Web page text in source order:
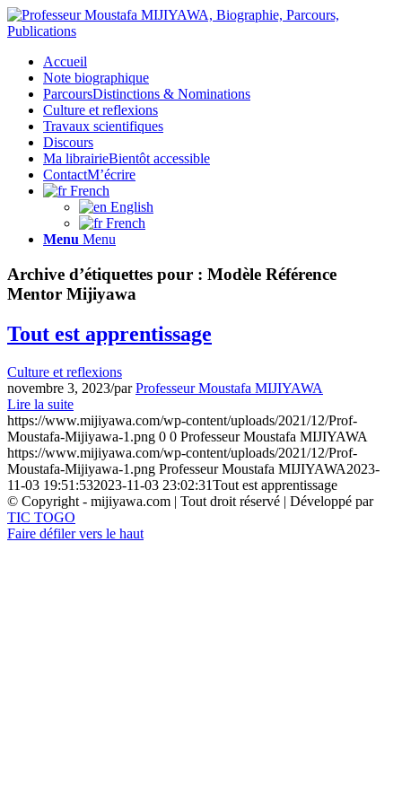
Accueil
Note biographique
ParcoursDistinctions & Nominations
Culture et reflexions
Travaux scientifiques
Discours
Ma librairieBientôt accessible
ContactM’écrire
French
English
French
Menu Menu
Archive d’étiquettes pour : Modèle Référence
Mentor Mijiyawa
Tout est apprentissage
Culture et reflexions
novembre 3, 2023/parProfesseur Moustafa MIJIYAWA
Lire la suite
https://www.mijiyawa.com/wp-content/uploads/2021/12/Prof-
Moustafa-Mijiyawa-1.png 0 0 Professeur Moustafa MIJIYAWA
https://www.mijiyawa.com/wp-content/uploads/2021/12/Prof-
Moustafa-Mijiyawa-1.png Professeur Moustafa MIJIYAWA2023-
11-03 19:51:532023-11-03 23:02:31Tout est apprentissage
© Copyright - mijiyawa.com | Tout droit réservé | Développé par
TIC TOGO
Faire défiler vers le haut